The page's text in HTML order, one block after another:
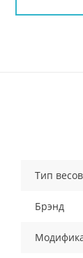
Тип весов
Брэнд